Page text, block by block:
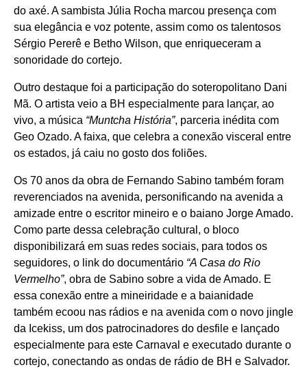
do axé. A sambista Júlia Rocha marcou presença com
sua elegância e voz potente, assim como os talentosos
Sérgio Pererê e Betho Wilson, que enriqueceram a
sonoridade do cortejo.
Outro destaque foi a participação do soteropolitano Dani
Mã. O artista veio a BH especialmente para lançar, ao
vivo, a música “Muntcha História”, parceria inédita com
Geo Ozado. A faixa, que celebra a conexão visceral entre
os estados, já caiu no gosto dos foliões.
Os 70 anos da obra de Fernando Sabino também foram
reverenciados na avenida, personificando na avenida a
amizade entre o escritor mineiro e o baiano Jorge Amado.
Como parte dessa celebração cultural, o bloco
disponibilizará em suas redes sociais, para todos os
seguidores, o link do documentário “A Casa do Rio
Vermelho”, obra de Sabino sobre a vida de Amado. E
essa conexão entre a mineiridade e a baianidade
também ecoou nas rádios e na avenida com o novo jingle
da Icekiss, um dos patrocinadores do desfile e lançado
especialmente para este Carnaval e executado durante o
cortejo, conectando as ondas de rádio de BH e Salvador.